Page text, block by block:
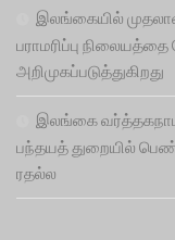
இலங்கையில்
பராமரிப்பு
அறிமுகப்படுத்துகிறது
இலங்கை
பந்தயத் துறையில்
ரதல்ல